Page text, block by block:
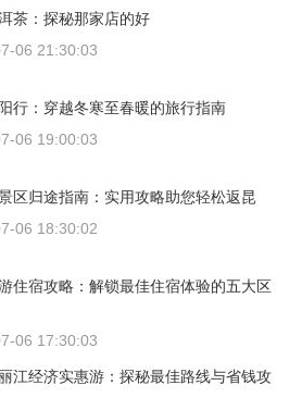
茶：探秘那家店的好
06 21:30:03
行：穿越冬寒至春暖的旅行指南
06 19:00:03
区归途指南：实用攻略助您轻松返昆
06 18:30:02
住宿攻略：解锁最佳住宿体验的五大区
06 17:30:03
江经济实惠游：探秘最佳路线与省钱攻